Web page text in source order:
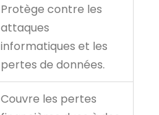
Protège contre les
attaques
informatiques et les
pertes de données.
Couvre les pertes